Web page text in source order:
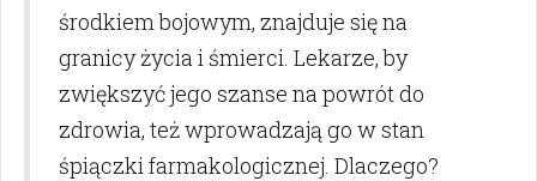
środkiem bojowym, znajduje się na
granicy życia i śmierci. Lekarze, by
zwiększyć jego szanse na powrót do
zdrowia, też wprowadzają go w stan
śpiączki farmakologicznej. Dlaczego?